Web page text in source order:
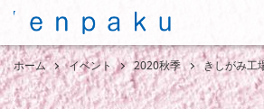
ホーム イベント 2020秋季 きしがみ